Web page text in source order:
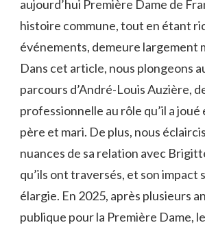
aujourd’hui Première Dame de
histoire commune, tout en étant
événements, demeure largement
Dans cet article, nous plongeons
parcours d’André-Louis Auzière,
professionnelle au rôle qu’il a joué
père et mari. De plus, nous
nuances de sa relation avec
qu’ils ont traversés, et son impact
élargie. En 2025, après plusieurs
publique pour la Première Dame,